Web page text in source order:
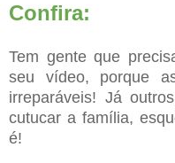
Confira:
Tem gente que
seu vídeo, porque
irreparáveis! Já
cutucar a família,
é!